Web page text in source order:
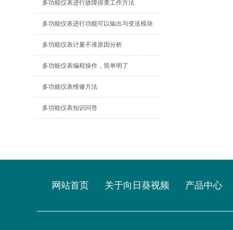
多功能仪表进行故障排查工作方法
多功能仪表进行功能可以输出与变送模块
多功能仪表计量不准原因分析
多功能仪表编程操作，简单明了
多功能仪表维修方法
多功能仪表知识问答
网站首页 关于向日葵视频 产品中心